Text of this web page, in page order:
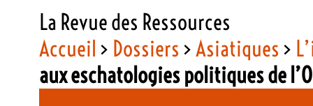
La Revue des Ressources
Accueil > Dossiers >Asiatiques >
aux eschatologies politiques de